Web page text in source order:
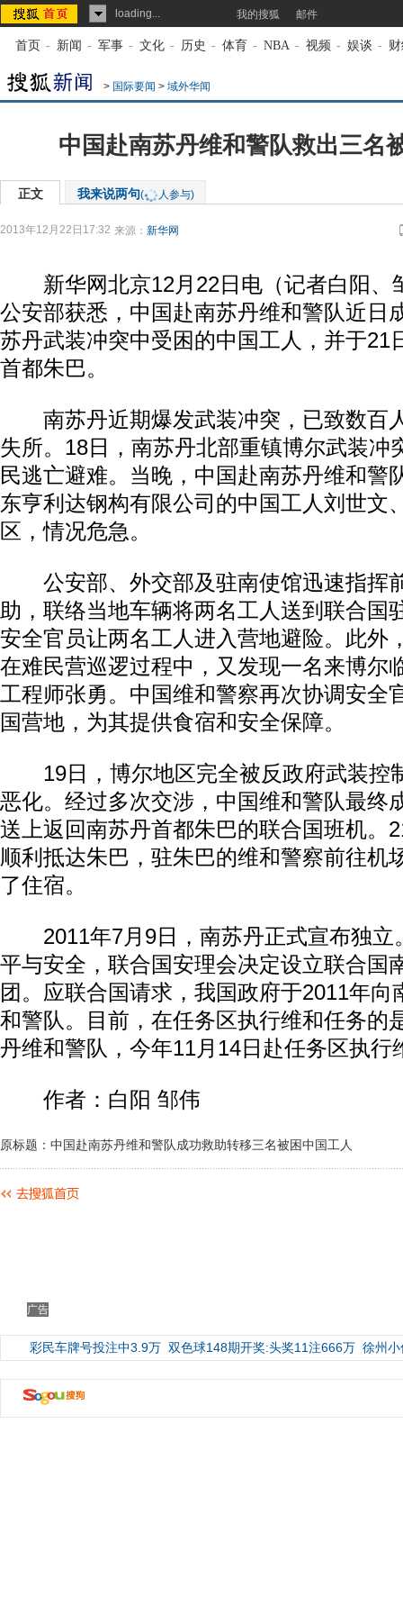
loading... 我的搜狐 邮件
首页 - 新闻 - 军事 - 文化 - 历史 - 体育 - NBA - 视频 - 娱谈 -
> 国际要闻 > 域外华闻
中国赴南苏丹维和警队救出三名
正文 我来说两句( 人参与)
2013年12月22日17:32 来源： 新华网
新华网北京12月22日电（记者白阳、
公安部获悉，中国赴南苏丹维和警队近日
苏丹武装冲突中受困的中国工人，并于21
首都朱巴。
南苏丹近期爆发武装冲突，已致数百
失所。18日，南苏丹北部重镇博尔武装冲
民逃亡避难。当晚，中国赴南苏丹维和警
东亨利达钢构有限公司的中国工人刘世文
区，情况危急。
公安部、外交部及驻南使馆迅速指挥
助，联络当地车辆将两名工人送到联合国
安全官员让两名工人进入营地避险。此外
在难民营巡逻过程中，又发现一名来博尔
工程师张勇。中国维和警察再次协调安全
国营地，为其提供食宿和安全保障。
19日，博尔地区完全被反政府武装控
恶化。经过多次交涉，中国维和警队最终
送上返回南苏丹首都朱巴的联合国班机。
顺利抵达朱巴，驻朱巴的维和警察前往机
了住宿。
2011年7月9日，南苏丹正式宣布独立
平与安全，联合国安理会决定设立联合国
团。应联合国请求，我国政府于2011年向
和警队。目前，在任务区执行维和任务的
丹维和警队，今年11月14日赴任务区执行
作者：白阳 邹伟
原标题：中国赴南苏丹维和警队成功救助转移三名被困中国工人
广告
彩民车牌号投注中3.9万 双色球148期开奖:头奖11注666万 徐州